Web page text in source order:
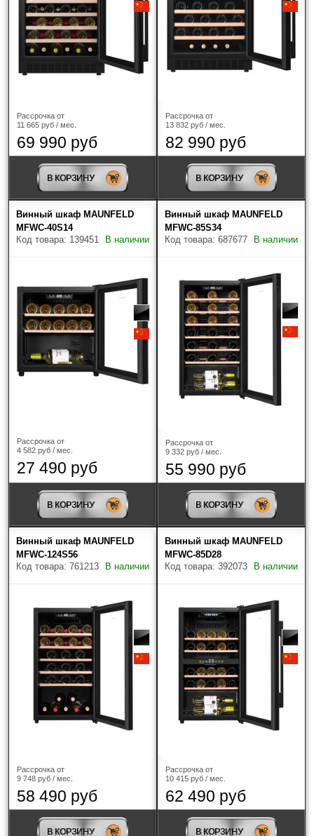
Ширина холодильника, см
Глубина холодильника, см
Изменяемая навеска двери
Цвет ?
Страна-производитель
Доставку заказанной вами продукции мы
осуществляем в кратчайшие сроки по Москве,
Московской области, Калуге и Калужской области.
Доставка по России и Беларуси
Доставка в регионы (кроме Москвы и Московской
Рассрочка от
11 665 руб / мес.
69 990 руб
В КОРЗИНУ
Рассрочка от
13 832 руб / мес.
82 990 руб
В КОРЗИНУ
Винный шкаф MAUNFELD
MFWC-40S14
Код товара: 139451
В наличии
Рассрочка от
4 582 руб / мес.
27 490 руб
В КОРЗИНУ
Винный шкаф MAUNFELD
MFWC-85S34
Код товара: 687677
В наличии
Рассрочка от
9 332 руб / мес.
55 990 руб
В КОРЗИНУ
Винный шкаф MAUNFELD
MFWC-124S56
Код товара: 761213
В наличии
Рассрочка от
9 748 руб / мес.
58 490 руб
В КОРЗИНУ
Винный шкаф MAUNFELD
MFWC-85D28
Код товара: 392073
В наличии
Рассрочка от
10 415 руб / мес.
62 490 руб
В КОРЗИНУ